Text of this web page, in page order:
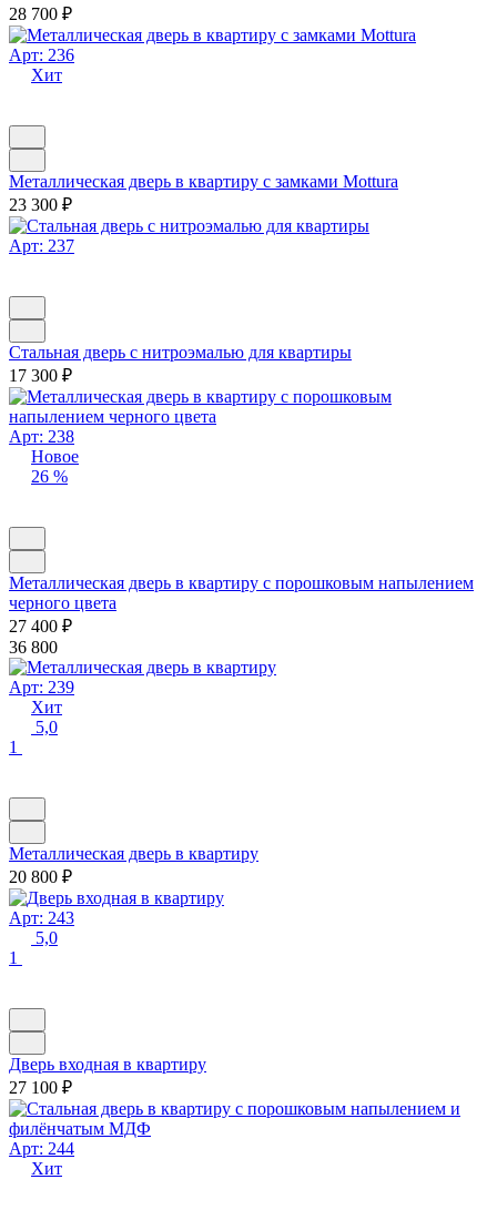
28 700 ₽
Арт: 236
Хит
Металлическая дверь в квартиру с замками Mottura
23 300 ₽
Арт: 237
Стальная дверь с нитроэмалью для квартиры
17 300 ₽
Арт: 238
Новое
26 %
Металлическая дверь в квартиру с порошковым напылением
черного цвета
27 400 ₽
36 800
Арт: 239
Хит
5,0
1
Металлическая дверь в квартиру
20 800 ₽
Арт: 243
5,0
1
Дверь входная в квартиру
27 100 ₽
Арт: 244
Хит